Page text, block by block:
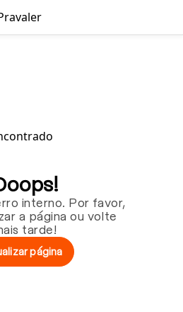
interno. Por favor,
a página ou volte
tarde!
página